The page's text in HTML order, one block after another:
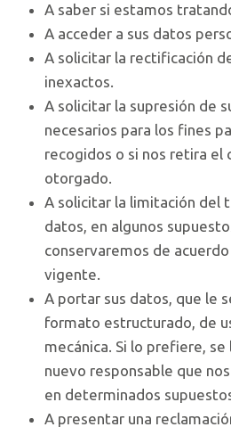
A saber si estamos
A acceder a sus datos
A solicitar la rectificación
inexactos.
A solicitar la supresión de
necesarios para los fines
recogidos o si nos retira el
otorgado.
A solicitar la limitación del
datos, en algunos
conservaremos de
vigente.
A portar sus datos, que le
formato estructurado, de
mecánica. Si lo prefiere,
nuevo responsable que
en determinados
A presentar una